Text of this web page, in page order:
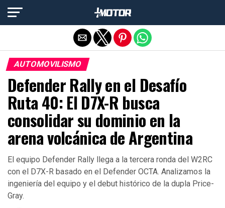
AUTOMOVILISMO
Defender Rally en el Desafío
Ruta 40: El D7X-R busca
consolidar su dominio en la
arena volcánica de Argentina
El equipo Defender Rally llega a la tercera ronda del W2RC
con el D7X-R basado en el Defender OCTA. Analizamos la
ingeniería del equipo y el debut histórico de la dupla Price-
Gray.
Salir de la versión móvil